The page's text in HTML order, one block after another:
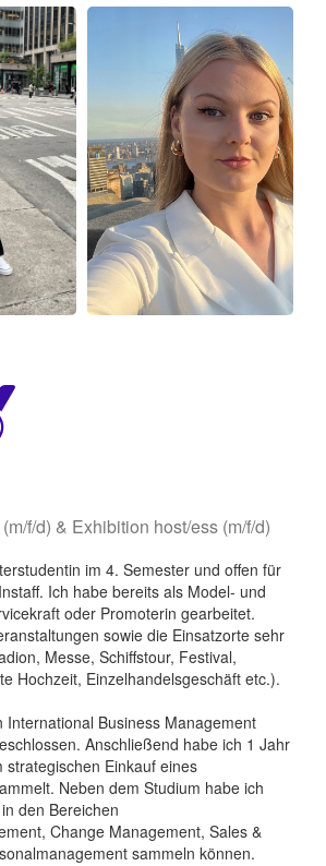
f/d) & Exhibition host/ess (m/f/d)
im 4. Semester und offen für
Ich habe bereits als Model- und
oder Promoterin gearbeitet.
sowie die Einsatzorte sehr
Messe, Schiffstour, Festival,
Hochzeit, Einzelhandelsgeschäft etc.).
International Business Management
Anschließend habe ich 1 Jahr
strategischen Einkauf eines
Neben dem Studium habe ich
den Bereichen
Change Management, Sales &
sammeln können.